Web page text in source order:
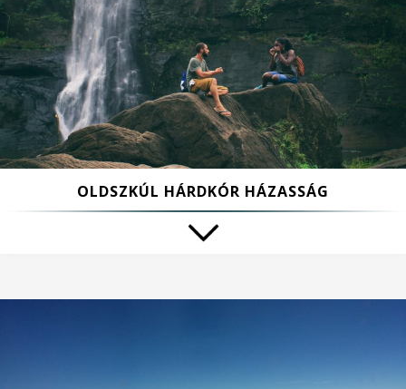
OLDSZKÚL HÁRDKÓR HÁZASSÁG